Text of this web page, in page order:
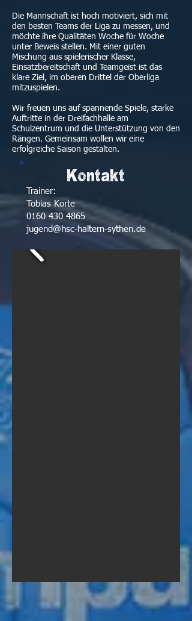
Die Mannschaft ist hoch motiviert, sich mit
den besten Teams der Liga zu messen, und
möchte ihre Qualitäten Woche für Woche
unter Beweis stellen. Mit einer guten
Mischung aus spielerischer Klasse,
Einsatzbereitschaft und Teamgeist ist das
klare Ziel, im oberen Drittel der Oberliga
mitzuspielen.
Wir freuen uns auf spannende Spiele, starke
Auftritte in der Dreifachhalle am
Schulzentrum und die Unterstützung von den
Rängen. Gemeinsam wollen wir eine
erfolgreiche Saison gestalten.
Trainer:
Tobias Korte
0160 430 4865
jugend@hsc-haltern-sythen.de
Kontakt